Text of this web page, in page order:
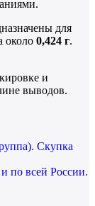
для
около 0,424 г.
и
выводов.